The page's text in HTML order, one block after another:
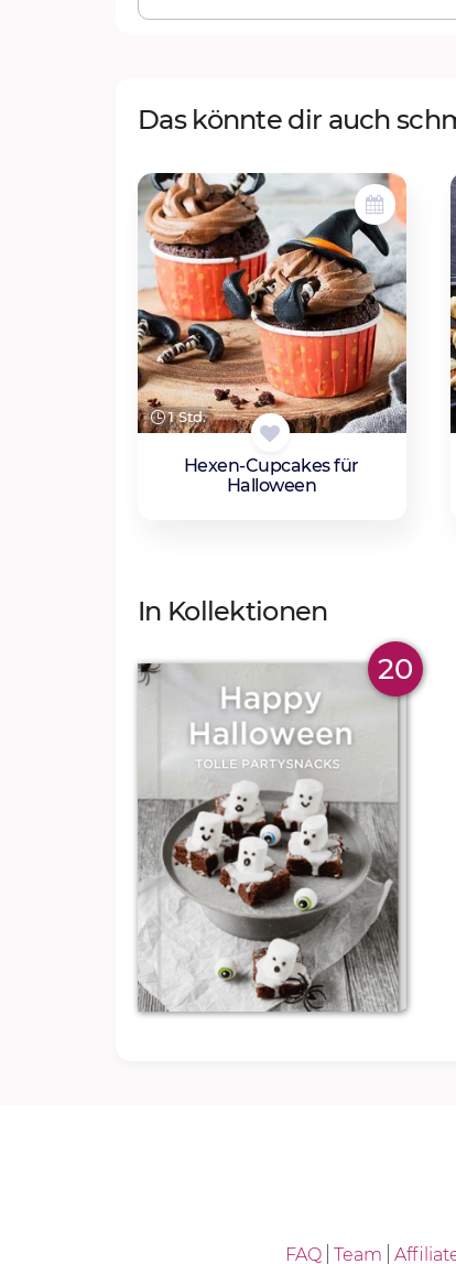
Das könnte dir auch
1 Std.
Hexen-Cupcakes für
Halloween
In Kollektionen
20
FAQ Team